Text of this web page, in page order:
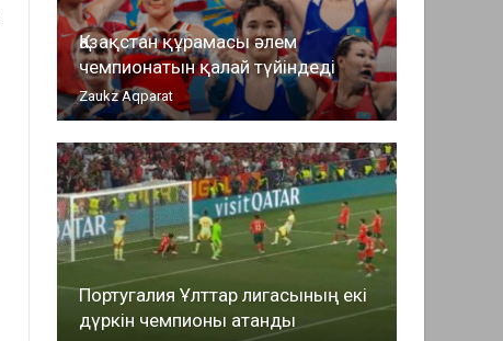
Қазақстан құрамасы әлем
чемпионатын қалай түйіндеді
Zaukz Aqparat
Португалия Ұлттар лигасының екі
дүркін чемпионы атанды